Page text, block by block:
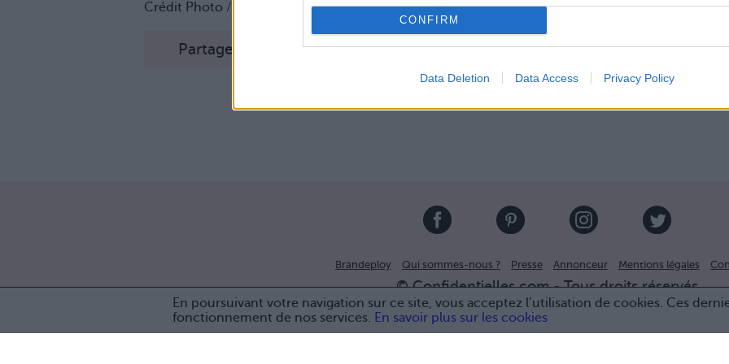
CONFIRM
Data Deletion Data Access Privacy Policy
En poursuivant votre navigation sur ce site, vous acceptez l’utilisation de cookies. Ces
fonctionnement de nos services. En savoir plus sur les cookies
Crédit Photo / Pinterest : ,2,3,4,5.
Partager sur Facebook
Brandeploy Qui sommes-nous ? Presse Annonceur Mentions légales
© Confidentielles.com - Tous droits réservés